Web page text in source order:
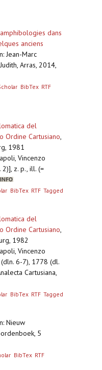
dans
anciens
Jean-Marc
Arras, 2014,
BibTex RTF
del
Ordine Cartusiano,
1981
Vincenzo
z. p., ill. (=
BibTex RTF Tagged
del
Ordine Cartusiano,
1982
Vincenzo
6-7), 1778 (dl.
Cartusiana,
BibTex RTF Tagged
Nieuw
5
BibTex RTF